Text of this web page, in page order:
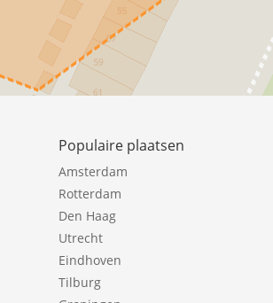
Populaire plaatsen
Amsterdam
Rotterdam
Den Haag
Utrecht
Eindhoven
Tilburg